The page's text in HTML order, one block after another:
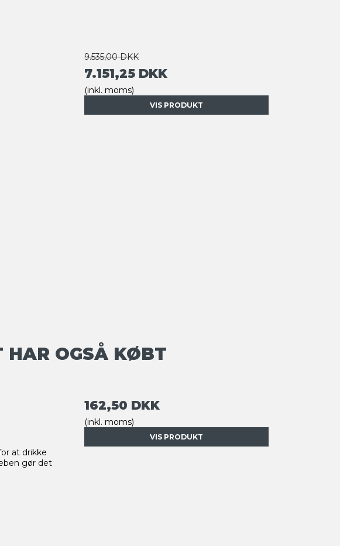
9.535,00 DKK
7.151,25 DKK
(inkl. moms)
VIS PRODUKT
HAR OGSÅ KØBT
at drikke
gør det
162,50 DKK
(inkl. moms)
VIS PRODUKT